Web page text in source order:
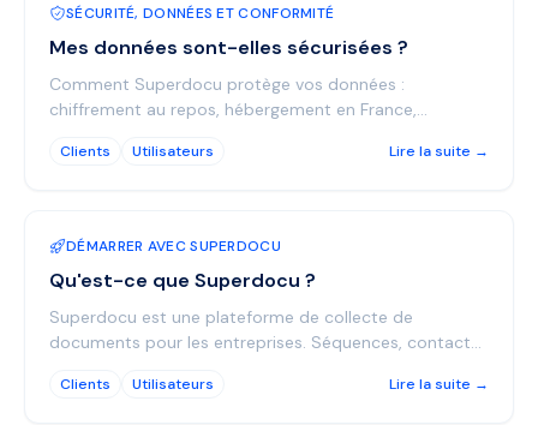
SÉCURITÉ, DONNÉES ET CONFORMITÉ
Mes données sont-elles sécurisées ?
Comment Superdocu protège vos données :
chiffrement au repos, hébergement en France,
fichiers.
Clients Utilisateurs Lire la suite →
DÉMARRER AVEC SUPERDOCU
Qu'est-ce que Superdocu ?
Superdocu est une plateforme de collecte de
documents pour les entreprises. Séquences, contacts,
Clients Utilisateurs Lire la suite →